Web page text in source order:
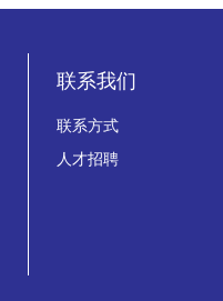
联系我们
联系方式
人才招聘